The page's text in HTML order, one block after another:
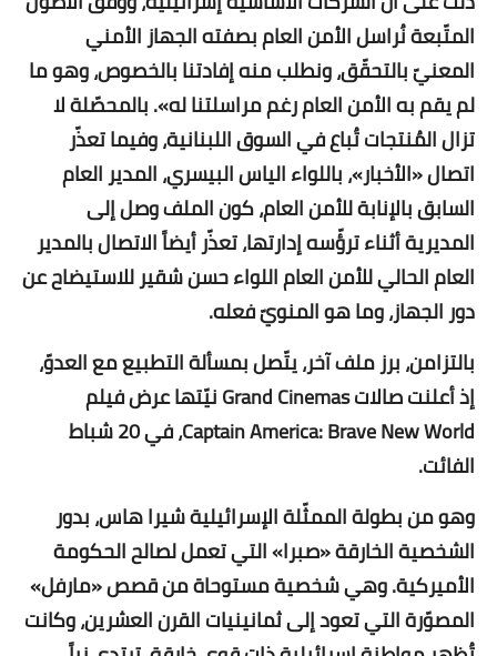
المتّبعة نُراسل الأمن العام بصفته الجهاز الأمني
المعنيّ بالتحقّق، ونطلب منه إفادتنا بالخصوص، وهو ما
لم يقم به الأمن العام رغم مراسلتنا له». بالمحصّلة لا
تزال المُنتجات تُباع في السوق اللبنانية، وفيما تعذّر
اتصال «الأخبار»، باللواء الياس البيسري، المدير العام
السابق بالإنابة للأمن العام، كون الملف وصل إلى
المديرية أثناء ترؤّسه إدارتها، تعذّر أيضاً الاتصال بالمدير
العام الحالي للأمن العام اللواء حسن شقير للاستيضاح عن
دور الجهاز، وما هو المنويّ فعله.
بالتزامن، برز ملف آخر، يتّصل بمسألة التطبيع مع العدوّ،
إذ أعلنت صالات Grand Cinemas نيّتها عرض فيلم
Captain America: Brave New World، في 20 شباط
الفائت.
وهو من بطولة الممثّلة الإسرائيلية شيرا هاس، بدور
الشخصية الخارقة «صبرا» التي تعمل لصالح الحكومة
الأميركية. وهي شخصية مستوحاة من قصص «مارفل»
المصوّرة التي تعود إلى ثمانينيات القرن العشرين، وكانت